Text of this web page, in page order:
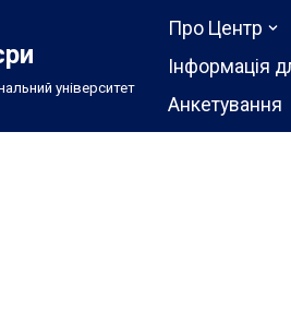
університет
Про Центр
Інформація
Анкетування